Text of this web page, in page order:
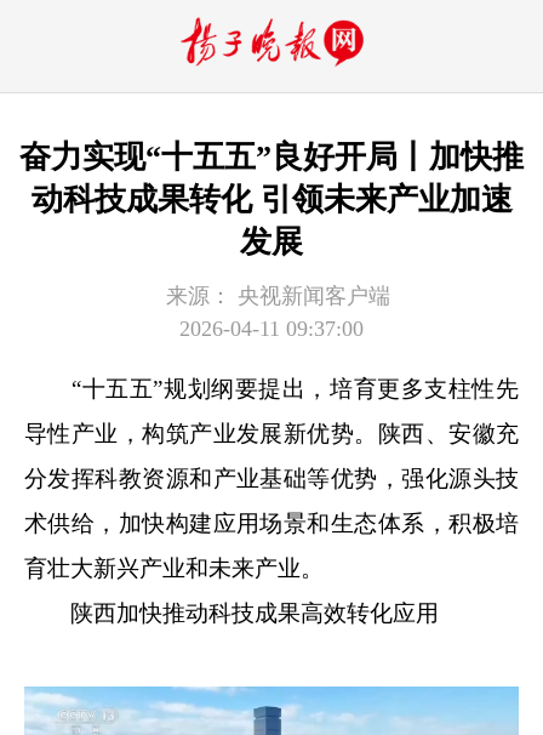
奋力实现“十五五”良好开局丨加快推
动科技成果转化 引领未来产业加速
发展
来源：
央视新闻客户端
2026-04-11 09:37:00
“十五五”规划纲要提出，培育更多支柱性先
导性产业，构筑产业发展新优势。陕西、安徽充
分发挥科教资源和产业基础等优势，强化源头技
术供给，加快构建应用场景和生态体系，积极培
育壮大新兴产业和未来产业。
陕西加快推动科技成果高效转化应用